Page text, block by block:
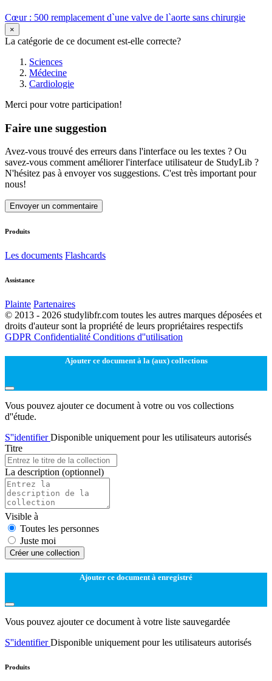
Cœur : 500 remplacement d`une valve de l`aorte sans chirurgie
×
La catégorie de ce document est-elle correcte?
Sciences
Médecine
Cardiologie
Merci pour votre participation!
Faire une suggestion
Avez-vous trouvé des erreurs dans l'interface ou les textes ? Ou
savez-vous comment améliorer l'interface utilisateur de StudyLib ?
N'hésitez pas à envoyer vos suggestions. C'est très important pour
nous!
Envoyer un commentaire
Produits
Les documents Flashcards
Assistance
Plainte Partenaires
© 2013 - 2026 studylibfr.com toutes les autres marques déposées et
droits d'auteur sont la propriété de leurs propriétaires respectifs
GDPR Confidentialité Conditions d''utilisation
Ajouter ce document à la (aux) collections
Vous pouvez ajouter ce document à votre ou vos collections
d''étude.
S''identifierDisponible uniquement pour les utilisateurs autorisés
Titre
La description (optionnel)
Visible à
Toutes les personnes
Juste moi
Créer une collection
Ajouter ce document à enregistré
Vous pouvez ajouter ce document à votre liste sauvegardée
S''identifierDisponible uniquement pour les utilisateurs autorisés
Produits